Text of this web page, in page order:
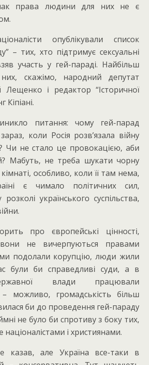
права людини для них не є
опублікували список
– тих, хто підтримує сексуальні
участь у гей-параді. Найбільш
скажімо, народний депутат
Лещенко і редактор “Історичної
Кіпіані.
питання: чому гей-парад
коли Росія розв’язала війну
Чи не стало це провокацією, аби
Мабуть, не треба шукати чорну
особливо, коли її там нема,
є чимало політичних сил,
українського суспільства,
про європейські цінності,
не вичерпуються правами
подолали корупцію, люди жили
були би справедливі суди, а в
влади працювали
– можливо, громадськість більш
би до проведення гей-параду
не було би спротиву з боку тих,
націоналістами і християнами.
але Україна все-таки в